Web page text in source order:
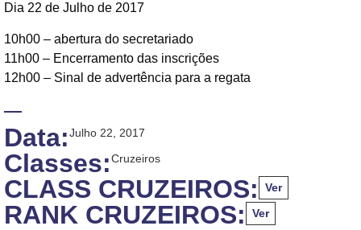
Dia 22 de Julho de 2017
10h00 – abertura do secretariado
11h00 – Encerramento das inscrições
12h00 – Sinal de advertência para a regata
Data:Julho 22, 2017
Classes:Cruzeiros
CLASS CRUZEIROS: Ver
RANK CRUZEIROS: Ver